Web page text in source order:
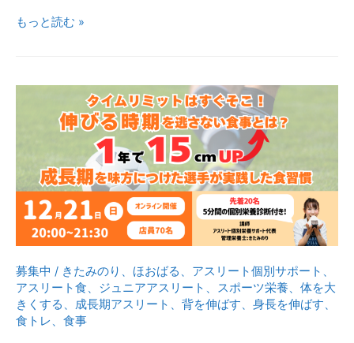
1
で
え
か
国
出
場
もっと読む »
募集中 / きたみのり 、 ほおばる 、 アスリート個別サポート 、
アスリート食、 ジュニアアスリート 、 スポーツ栄養、 体を大
きくする 、 成長期アスリート 、 背を伸ばす、 身長を伸ばす、
食トレ 、 食事